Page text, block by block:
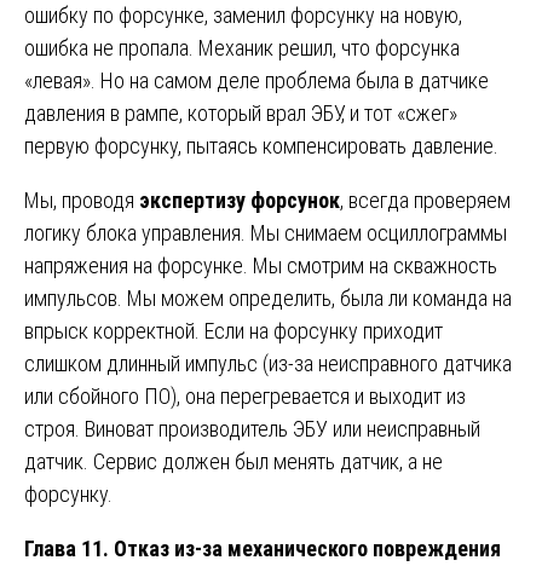
ошибку по форсунке, заменил форсунку на новую,
ошибка не пропала. Механик решил, что форсунка
«левая». Но на самом деле проблема была в датчике
давления в рампе, который врал ЭБУ, и тот «сжег»
первую форсунку, пытаясь компенсировать давление.
Мы, проводя экспертизу форсунок, всегда проверяем
логику блока управления. Мы снимаем осциллограммы
напряжения на форсунке. Мы смотрим на скважность
импульсов. Мы можем определить, была ли команда на
впрыск корректной. Если на форсунку приходит
слишком длинный импульс (из-за неисправного датчика
или сбойного ПО), она перегревается и выходит из
строя. Виноват производитель ЭБУ или неисправный
датчик. Сервис должен был менять датчик, а не
форсунку.
Глава 11. Отказ из-за механического повреждения